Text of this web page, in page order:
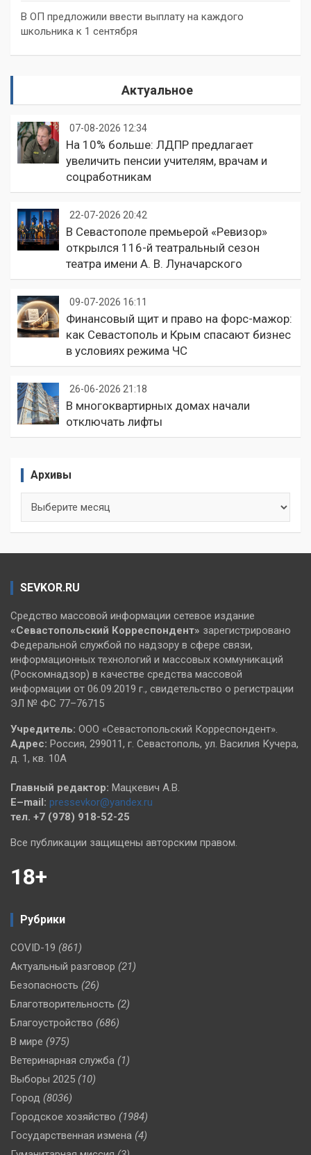
В ОП предложили ввести выплату на каждого
школьника к 1 сентября
Актуальное
07-08-2026 12:34
На 10% больше: ЛДПР предлагает
увеличить пенсии учителям, врачам и
соцработникам
22-07-2026 20:42
В Севастополе премьерой «Ревизор»
открылся 116-й театральный сезон
театра имени А. В. Луначарского
09-07-2026 16:11
Финансовый щит и право на форс-мажор:
как Севастополь и Крым спасают бизнес
в условиях режима ЧС
26-06-2026 21:18
В многоквартирных домах начали
отключать лифты
Архивы
SEVKOR.RU
Средство массовой информации сетевое издание
«Севастопольский Корреспондент» зарегистрировано
Федеральной службой по надзору в сфере связи,
информационных технологий и массовых коммуникаций
(Роскомнадзор) в качестве средства массовой
информации от 06.09.2019 г., свидетельство о регистрации
ЭЛ № ФС 77–76715
Учредитель: ООО «Севастопольский Корреспондент».
Адрес: Россия, 299011, г. Севастополь, ул. Василия Кучера,
д. 1, кв. 10А
Главный редактор: Мацкевич А.В.
E–mail: pressevkor@yandex.ru
тел. +7 (978) 918-52-25
Все публикации защищены авторским правом.
18+
Рубрики
COVID-19 (861)
Актуальный разговор (21)
Безопасность (26)
Благотворительность (2)
Благоустройство (686)
В мире (975)
Ветеринарная служба (1)
Выборы 2025 (10)
Город (8036)
Городское хозяйство (1984)
Государственная измена (4)